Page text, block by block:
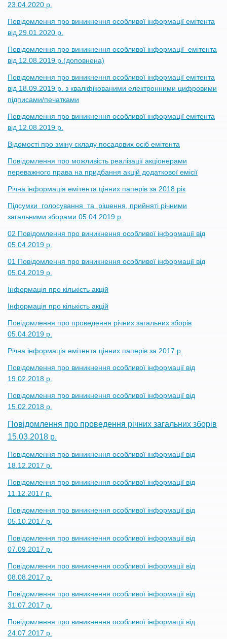
23.04.2020 р.
Повідомлення про виникнення особливої інформації емітента
від 29.01.2020 р.
Повідомлення про виникнення особливої інформації емітента
від 12.08.2019 р.(доповнена)
Повідомлення про виникнення особливої інформації емітента
від 18.09.2019 р. з кваліфікованими електронними цифровими
підписами/печатками
Повідомлення про виникнення особливої інформації емітента
від 12.08.2019 р.
Відомості про зміну складу посадових осіб емітента
Повідомлення про можливість реалізації акціонерами
переважного права на придбання акцій додаткової емісії
Річна інформація емітента цінних паперів за 2018 рік
Підсумки голосування та рішення, прийняті річними
загальними зборами 05.04.2019 р.
02 Повідомлення про виникнення особливої інформації від
05.04.2019 р.
01 Повідомлення про виникнення особливої інформації від
05.04.2019 р.
Інформація про кількість акцій
Інформація про кількість акцій
Повідомлення про проведення річних загальних зборів
05.04.2019 р.
Річна інформація емітента цінних паперів за 2017 р.
Повідомлення про виникнення особливої інформації від
19.02.2018 р.
Повідомлення про виникнення особливої інформації від
15.02.2018 р.
Повідомлення про проведення річних загальних зборів
15.03.2018 р.
Повідомлення про виникнення особливої інформації від
18.12.2017 р.
Повідомлення про виникнення особливої інформації від
11.12.2017 р.
Повідомлення про виникнення особливої інформації від
05.10.2017 р.
Повідомлення про виникнення особливої інформації від
07.09.2017 р.
Повідомлення про виникнення особливої інформації від
08.08.2017 р.
Повідомлення про виникнення особливої інформації від
31.07.2017 р.
Повідомлення про виникнення особливої інформації від
24.07.2017 р.